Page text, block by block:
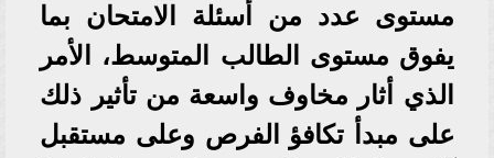
مستوى عدد من أسئلة الامتحان بما
يفوق مستوى الطالب المتوسط، الأمر
الذي أثار مخاوف واسعة من تأثير ذلك
على مبدأ تكافؤ الفرص وعلى مستقبل